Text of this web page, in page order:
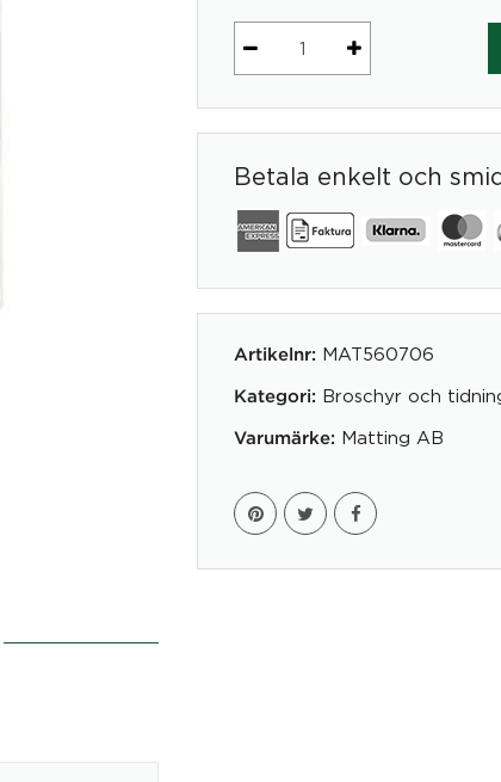
Broschyrhållare
Betala enkelt och
Artikelnr: MAT560706
Kategori: Broschyr och
Varumärke: Matting AB